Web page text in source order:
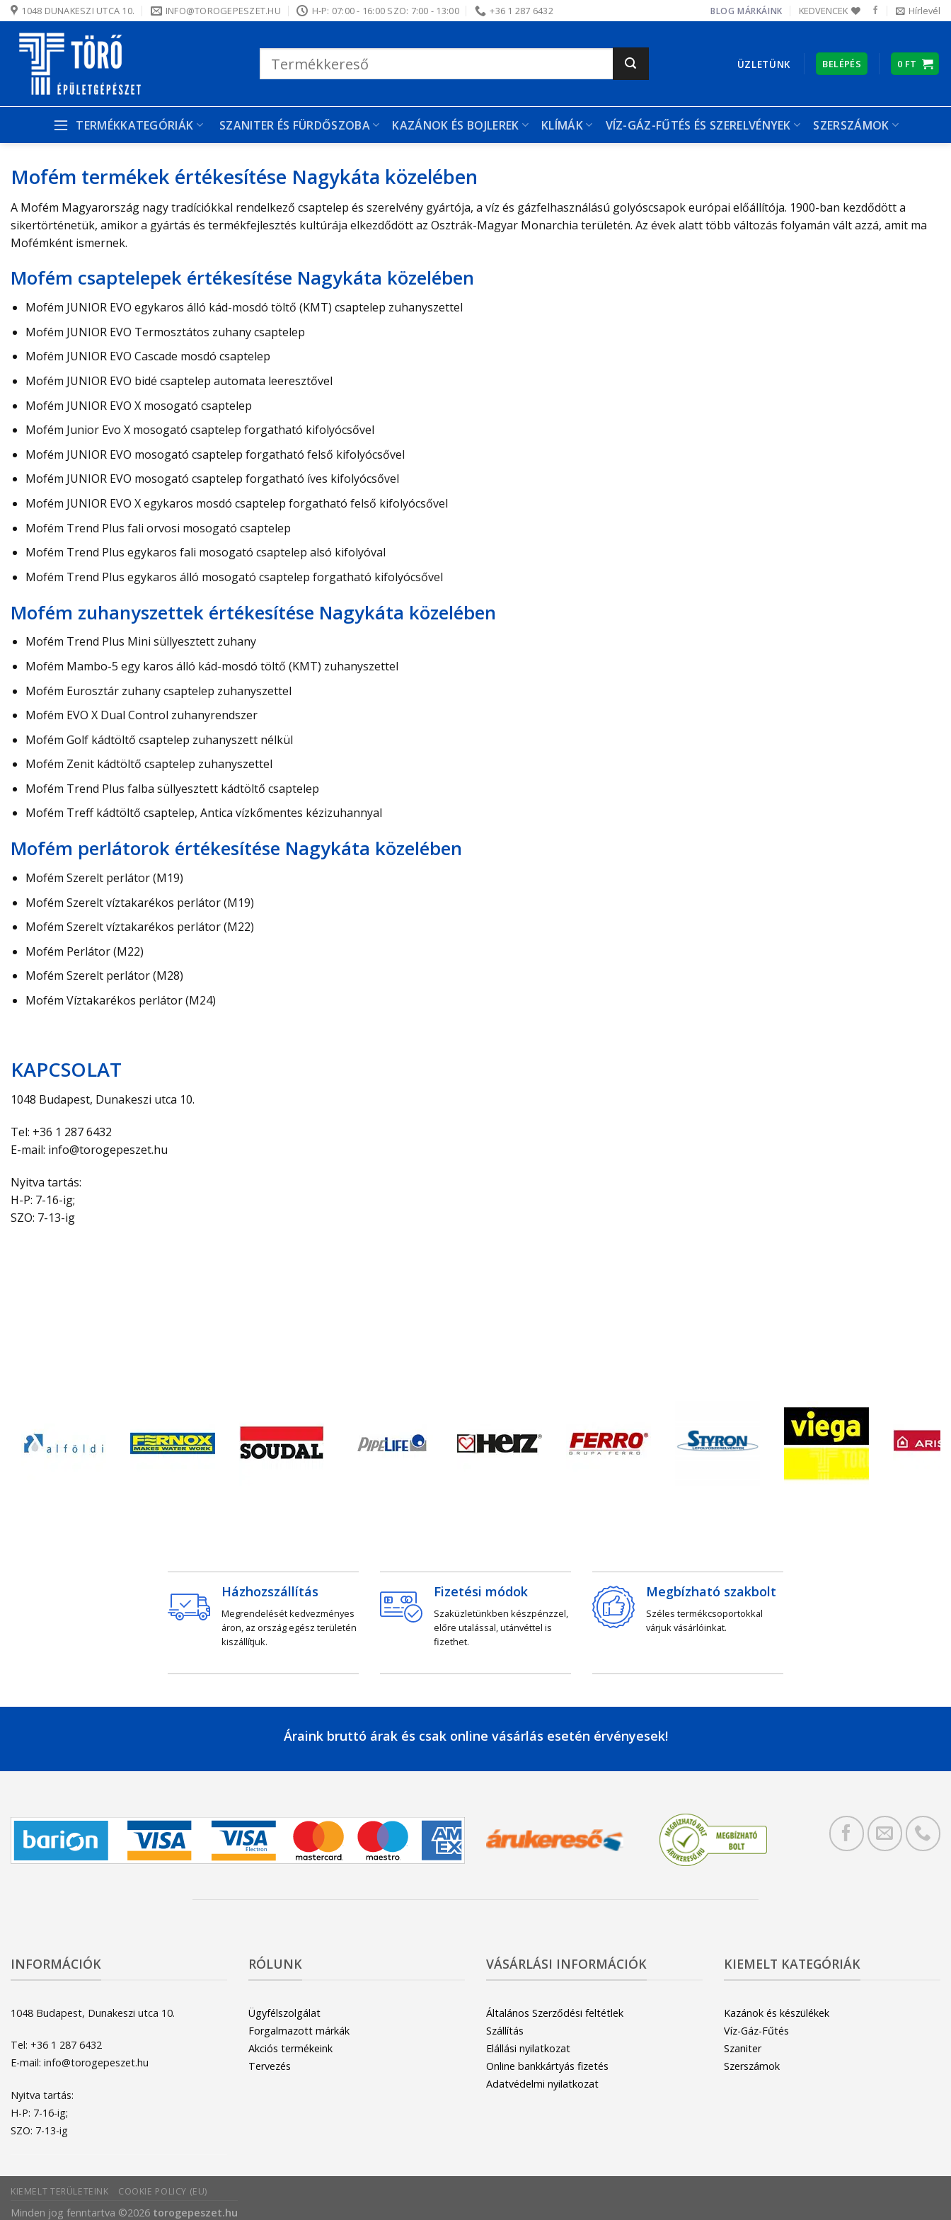
Skip
to
content
1048 DUNAKESZI UTCA 10. INFO@TOROGEPESZET.HU H-P: 07:00 - 16:00 SZO: 7:00 - 13:00 +36 1 287 6432 BLOG MÁRKÁINK KEDVENCEK Hírlevél
következőre:
ÜZLETÜNK BELÉPÉS 0 FT
TERMÉKKATEGÓRIÁK SZANITER ÉS FÜRDŐSZOBA KAZÁNOK ÉS BOJLEREK KLÍMÁK VÍZ-GÁZ-FŰTÉS ÉS SZERELVÉNYEK SZERSZÁMOK
Mofém termékek értékesítése Nagykáta közelében
A Mofém Magyarország nagy tradíciókkal rendelkező csaptelep és szerelvény gyártója, a víz és gázfelhasználású golyóscsapok európai előállítója. 1900-ban kezdődött a
sikertörténetük, amikor a gyártás és termékfejlesztés kultúrája elkezdődött az Osztrák-Magyar Monarchia területén. Az évek alatt több változás folyamán vált azzá, amit ma
Mofémként ismernek.
Mofém csaptelepek értékesítése Nagykáta közelében
Mofém JUNIOR EVO egykaros álló kád-mosdó töltő (KMT) csaptelep zuhanyszettel
Mofém JUNIOR EVO Termosztátos zuhany csaptelep
Mofém JUNIOR EVO Cascade mosdó csaptelep
Mofém JUNIOR EVO bidé csaptelep automata leeresztővel
Mofém JUNIOR EVO X mosogató csaptelep
Mofém Junior Evo X mosogató csaptelep forgatható kifolyócsővel
Mofém JUNIOR EVO mosogató csaptelep forgatható felső kifolyócsővel
Mofém JUNIOR EVO mosogató csaptelep forgatható íves kifolyócsővel
Mofém JUNIOR EVO X egykaros mosdó csaptelep forgatható felső kifolyócsővel
Mofém Trend Plus fali orvosi mosogató csaptelep
Mofém Trend Plus egykaros fali mosogató csaptelep alsó kifolyóval
Mofém Trend Plus egykaros álló mosogató csaptelep forgatható kifolyócsővel
Mofém zuhanyszettek értékesítése Nagykáta közelében
Mofém Trend Plus Mini süllyesztett zuhany
Mofém Mambo-5 egy karos álló kád-mosdó töltő (KMT) zuhanyszettel
Mofém Eurosztár zuhany csaptelep zuhanyszettel
Mofém EVO X Dual Control zuhanyrendszer
Mofém Golf kádtöltő csaptelep zuhanyszett nélkül
Mofém Zenit kádtöltő csaptelep zuhanyszettel
Mofém Trend Plus falba süllyesztett kádtöltő csaptelep
Mofém Treff kádtöltő csaptelep, Antica vízkőmentes kézizuhannyal
Mofém perlátorok értékesítése Nagykáta közelében
Mofém Szerelt perlátor (M19)
Mofém Szerelt víztakarékos perlátor (M19)
Mofém Szerelt víztakarékos perlátor (M22)
Mofém Perlátor (M22)
Mofém Szerelt perlátor (M28)
Mofém Víztakarékos perlátor (M24)
KAPCSOLAT
1048 Budapest, Dunakeszi utca 10.
Tel: +36 1 287 6432
E-mail: info@torogepeszet.hu
Nyitva tartás:
H-P: 7-16-ig;
SZO: 7-13-ig
Házhozszállítás
Megrendelését kedvezményes
áron, az ország egész területén
kiszállítjuk.
Fizetési módok
Szaküzletünkben készpénzzel,
előre utalással, utánvéttel is
fizethet.
Megbízható szakbolt
Széles termékcsoportokkal
várjuk vásárlóinkat.
Áraink bruttó árak és csak online vásárlás esetén érvényesek!
INFORMÁCIÓK
1048 Budapest, Dunakeszi utca 10.
Tel: +36 1 287 6432
E-mail: info@torogepeszet.hu
Nyitva tartás:
H-P: 7-16-ig;
SZO: 7-13-ig
RÓLUNK
Ügyfélszolgálat
Forgalmazott márkák
Akciós termékeink
Tervezés
VÁSÁRLÁSI INFORMÁCIÓK
Általános Szerződési feltétlek
Szállítás
Elállási nyilatkozat
Online bankkártyás fizetés
Adatvédelmi nyilatkozat
KIEMELT KATEGÓRIÁK
Kazánok és készülékek
Víz-Gáz-Fűtés
Szaniter
Szerszámok
KIEMELT TERÜLETEINK COOKIE POLICY (EU)
Minden jog fenntartva ©2026 torogepeszet.hu